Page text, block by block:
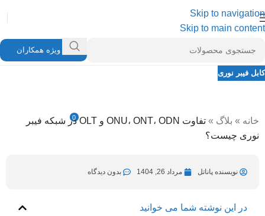
Skip to navigation
Skip to main content
ویژه همکاران
کابل فیبر نوری
نویسنده پاناتلمرداد 27, 1404 در مرداد 26, 1404
0 خانه » بلاگ »
تفاوت ONU، ONT، ODN و OLT در شبکه فیبر
نوری چیست؟
نویسنده پاناتل مرداد 26, 1404 بدون دیدگاه
در این نوشته شما می خوانید